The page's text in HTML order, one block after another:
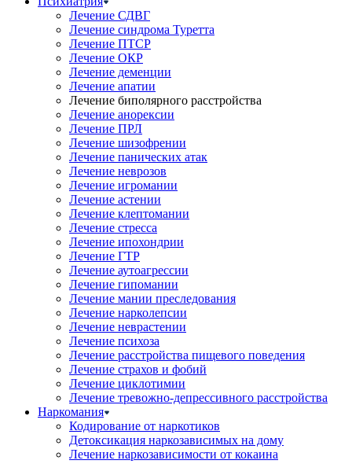
Лечение СДВГ
Лечение синдрома Туретта
Лечение ПТСР
Лечение ОКР
Лечение деменции
Лечение апатии
Лечение биполярного расстройства
Лечение анорексии
Лечение ПРЛ
Лечение шизофрении
Лечение панических атак
Лечение неврозов
Лечение игромании
Лечение астении
Лечение клептомании
Лечение стресса
Лечение ипохондрии
Лечение ГТР
Лечение аутоагрессии
Лечение гипомании
Лечение мании преследования
Лечение нарколепсии
Лечение неврастении
Лечение психоза
Лечение расстройства пищевого поведения
Лечение страхов и фобий
Лечение циклотимии
Лечение тревожно-депрессивного расстройства
Наркомания
Кодирование от наркотиков
Детоксикация наркозависимых на дому
Лечение наркозависимости от кокаина